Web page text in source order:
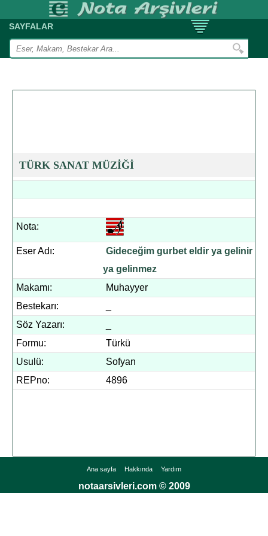
SAYFALAR
TÜRK SANAT MÜZİĞİ
Nota:
Eser Adı:
Gideceğim gurbet eldir ya gelinir
ya gelinmez
Makamı:
Muhayyer
Bestekarı:
Söz Yazarı:
Formu:
Türkü
Usulü:
Sofyan
REPno:
4896
Ana sayfa Hakkında Yardım
notaarsivleri.com © 2009